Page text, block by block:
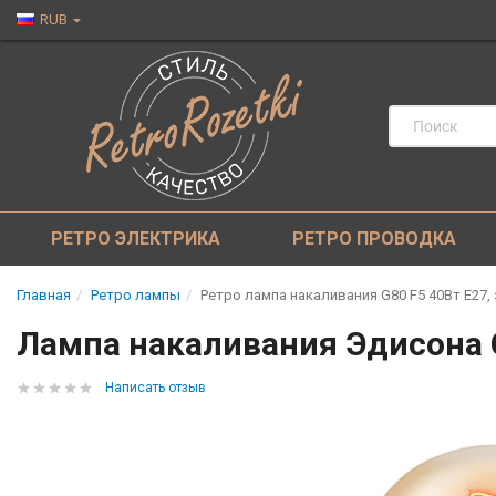
RUB
РЕТРО ЭЛЕКТРИКА РЕТРО ПРОВОДКА
Главная Ретро лампы Ретро лампа накаливания G80 F5 40Вт
Лампа накаливания Эдисона
Написать отзыв